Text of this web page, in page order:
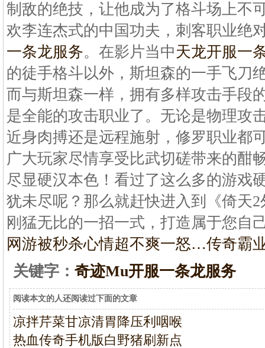
制敌的绝技，让他成为了格斗场上不
欢李连杰式的中国功夫，刺客职业绝
一条龙服务。在影片当中天龙开服一
的徒手格斗以外，斯坦森的一手飞刀
而与斯坦森一样，拥有多样攻击手段
是全能的攻击职业了。无论是物理攻
近身肉搏还是远程施射，修罗职业都
广大玩家尽情享受比武切磋带来的酣
尽显硬汉本色！看过了这么多的游戏
犹未尽呢？那么就赶快进入到《倚天
刚猛无比的一招一式，打造属于您自
网游被秒杀心情超不爽一怒…传奇霸
关键字： 奇迹Mu开服一条龙服务
阅读本文的人还阅读过下面的文章
凉拌芹菜甘凉清胃降压利咽喉
热血传奇手机版白野猪刷新点